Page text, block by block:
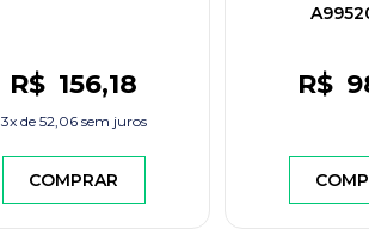
R$ 156,18
3x de 52,06sem juros
COMPRAR
R$